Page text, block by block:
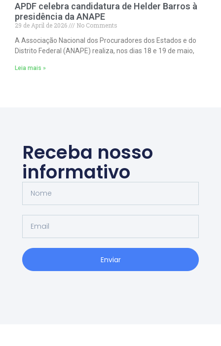
APDF celebra candidatura de Helder Barros à
presidência da ANAPE
29 de April de 2026
No Comments
A Associação Nacional dos Procuradores dos Estados e do
Distrito Federal (ANAPE) realiza, nos dias 18 e 19 de maio,
Leia mais »
Receba nosso
informativo
Enviar